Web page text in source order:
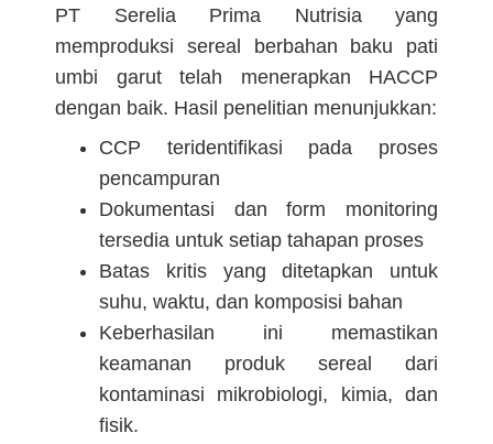
PT Serelia Prima Nutrisia yang
memproduksi sereal berbahan baku pati
umbi garut telah menerapkan HACCP
dengan baik. Hasil penelitian menunjukkan:
CCP teridentifikasi pada proses
pencampuran
Dokumentasi dan form monitoring
tersedia untuk setiap tahapan proses
Batas kritis yang ditetapkan untuk
suhu, waktu, dan komposisi bahan
Keberhasilan ini memastikan
keamanan produk sereal dari
kontaminasi mikrobiologi, kimia, dan
fisik.